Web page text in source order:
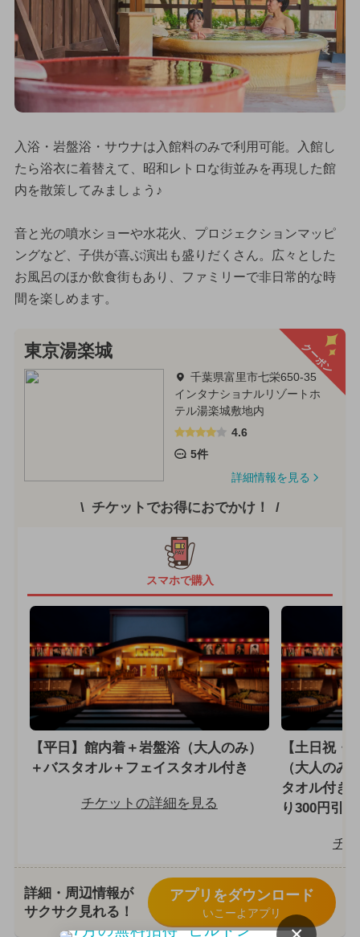
入浴・岩盤浴・サウナは入館料のみで利用可能。入館し
たら浴衣に着替えて、昭和レトロな街並みを再現した館
内を散策してみましょう♪
音と光の噴水ショーや水花火、プロジェクションマッピ
ングなど、子供が喜ぶ演出も盛りだくさん。広々とした
お風呂のほか飲食街もあり、ファミリーで非日常的な時
間を楽しめます。
クーポン
東京湯楽城
千葉県富里市七栄650-35
インタナショナルリゾートホ
テル湯楽城敷地内
4.6
5件
詳細情報を見る
チケットでお得におでかけ！
スマホで購入
【平日】館内着＋岩盤浴（大人のみ）
＋バスタオル＋フェイスタオル付き
チケットの詳細を見る
【土日祝・
（大人のみ
タオル付き
り300円引
チ
詳細・周辺情報が
サクサク見れる！
アプリをダウンロード
いこーよアプリ